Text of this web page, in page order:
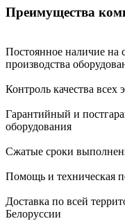
Преимущества
Постоянное наличие на
производства
Контроль качества всех
Гарантийный и
оборудования
Сжатые сроки
Помощь и техническая
Доставка по всей
Белоруссии